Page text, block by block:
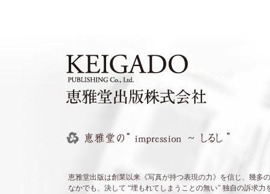
恵雅堂出版は創業以来《写真が持つ表現の力》を信じ、幾多
なかでも、決して “埋もれてしまうことの無い” 独自の訴求力